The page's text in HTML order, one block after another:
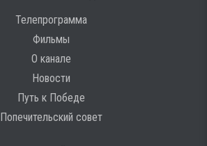
Телепрограмма
Фильмы
О канале
Новости
Путь к Победе
Попечительский совет